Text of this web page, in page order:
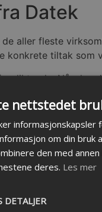
Datek
aller fleste
konkrete tiltak som
Når
nettverk til sine
implementert.
Norges
nettstedet
informasjonskapsler
om din
den med
deres. Les mer
DETALJER